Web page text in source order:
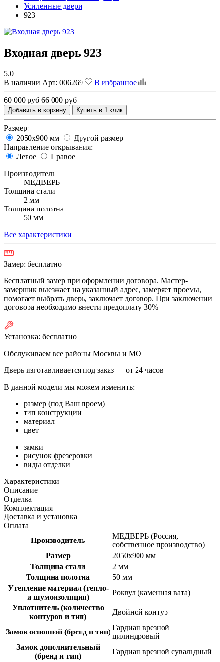
Усиленные двери
923
Входная дверь 923
5.0
В наличии Арт: 006269 В избранное
60 000 руб 66 000 руб
Добавить в корзину Купить в 1 клик
Размер:
2050х900 мм
Другой размер
Направление открывания:
Левое
Правое
Производитель
МЕДВЕРЬ
Толщина стали
2 мм
Толщина полотна
50 мм
Все характеристики
Замер: бесплатно
Бесплатный замер при оформлении договора. Мастер-
замерщик выезжает на указанный адрес, замеряет проемы,
помогает выбрать дверь, заключает договор. При заключении
договора необходимо внести предоплату 30%
Установка: бесплатно
Обслуживаем все районы Москвы и МО
Дверь изготавливается под заказ — от 24 часов
В данной модели мы можем изменить:
размер (под Ваш проем)
тип конструкции
материал
цвет
замки
рисунок фрезеровки
виды отделки
Характеристики
Описание
Отделка
Комплектация
Доставка и установка
Оплата
Производитель
МЕДВЕРЬ (Россия,
собственное производство)
Размер
2050х900 мм
Толщина стали
2 мм
Толщина полотна
50 мм
Утепление материал (тепло-
и шумоизоляция)
Роквул (каменная вата)
Уплотнитель (количество
контуров и тип)
Двойной контур
Замок основной (бренд и тип)
Гардиан врезной
цилиндровый
Замок дополнительный
(бренд и тип)
Гардиан врезной сувальдный